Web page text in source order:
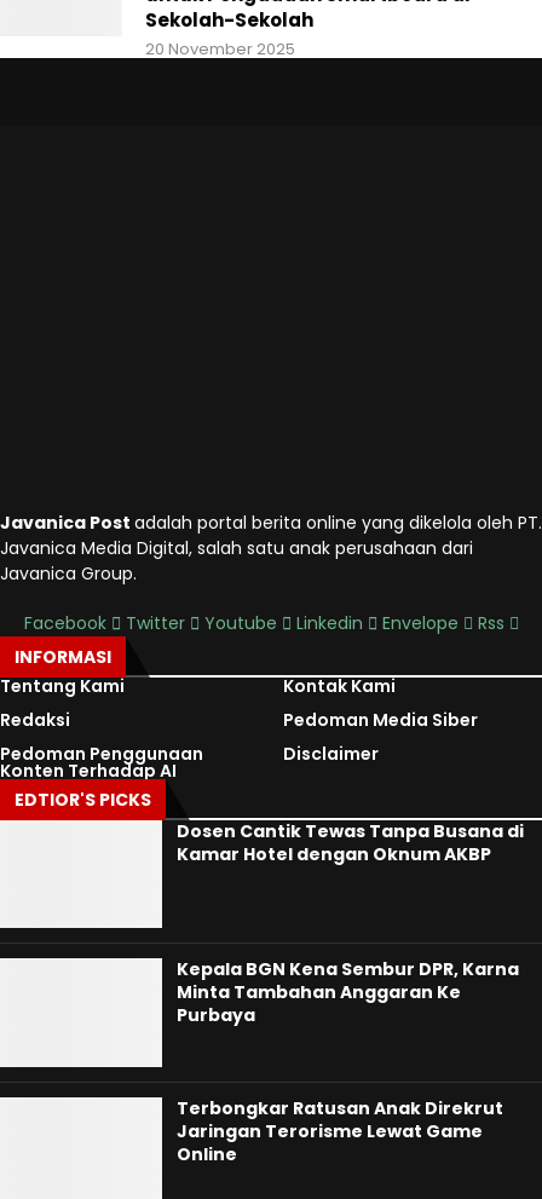
Sekolah-Sekolah
20 November 2025
Javanica Post adalah portal berita online yang dikelola oleh PT.
Javanica Media Digital, salah satu anak perusahaan dari
Javanica Group.
Facebook Twitter Youtube Linkedin Envelope
Rss
INFORMASI
Tentang Kami
Kontak Kami
Redaksi
Pedoman Media Siber
Pedoman Penggunaan
Konten Terhadap AI
Disclaimer
EDTIOR'S PICKS
Dosen Cantik Tewas Tanpa Busana di
Kamar Hotel dengan Oknum AKBP
Kepala BGN Kena Sembur DPR, Karna
Minta Tambahan Anggaran Ke
Purbaya
Terbongkar Ratusan Anak Direkrut
Jaringan Terorisme Lewat Game
Online